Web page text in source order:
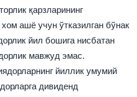
қарзларининг
ашё учун ўтказилган бўнак
йил бошига нисбатан
мавжуд эмас.
йиллик умумий
дивиденд